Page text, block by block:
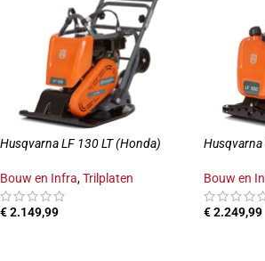
Husqvarna LF 130 LT (Honda)
Bouw en Infra,Trilplaten
€2.149,99
Husqvarna
Bouw en
€2.249,99